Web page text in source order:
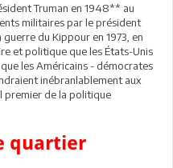
Truman en 1948** au
militaires par le président
du Kippour en 1973, en
et politique que les États-Unis
les Américains - démocrates
inébranlablement aux
premier de la politique
quartier